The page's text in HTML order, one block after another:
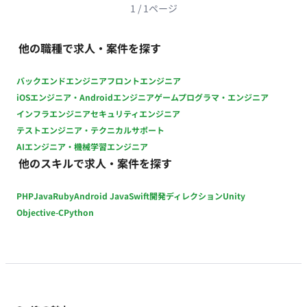
継続的改善 チームの取り組み： 開発チームとしての知見共有や
Swift（iOS）、Kotlin（Android） アーキテクチャ： MVVM、
Clean Architectureなど UIフレームワーク：
Compose/Jetpack（Android） データベース：
CoreData（iOS）、Room（Android）、Realm 非同期処理：
Swift Concurrency/Combine（iOS）、Kotlin
Coroutines（Android） API： GraphQL（Apollo
Client）/REST CI/CD： CircleCI、GitHub Actions、fastlane、
Dangerなど その他ツール・ライブラリ：
ktlint/Spotless/Dagger Hiltなど（Android） 外部サービス：
Firebase、Figma、Miro、Asanaなど ソースコード管理：
1 / 1ページ
他の職種で求人・案件を探す
バックエンドエンジニアフロントエンジニア
iOSエンジニア・Androidエンジニアゲームプログラマ・エンジニア
インフラエンジニアセキュリティエンジニア
テストエンジニア・テクニカルサポート
AIエンジニア・機械学習エンジニア
他のスキルで求人・案件を探す
PHPJavaRubyAndroid JavaSwift開発ディレクションUnity
Objective-CPython